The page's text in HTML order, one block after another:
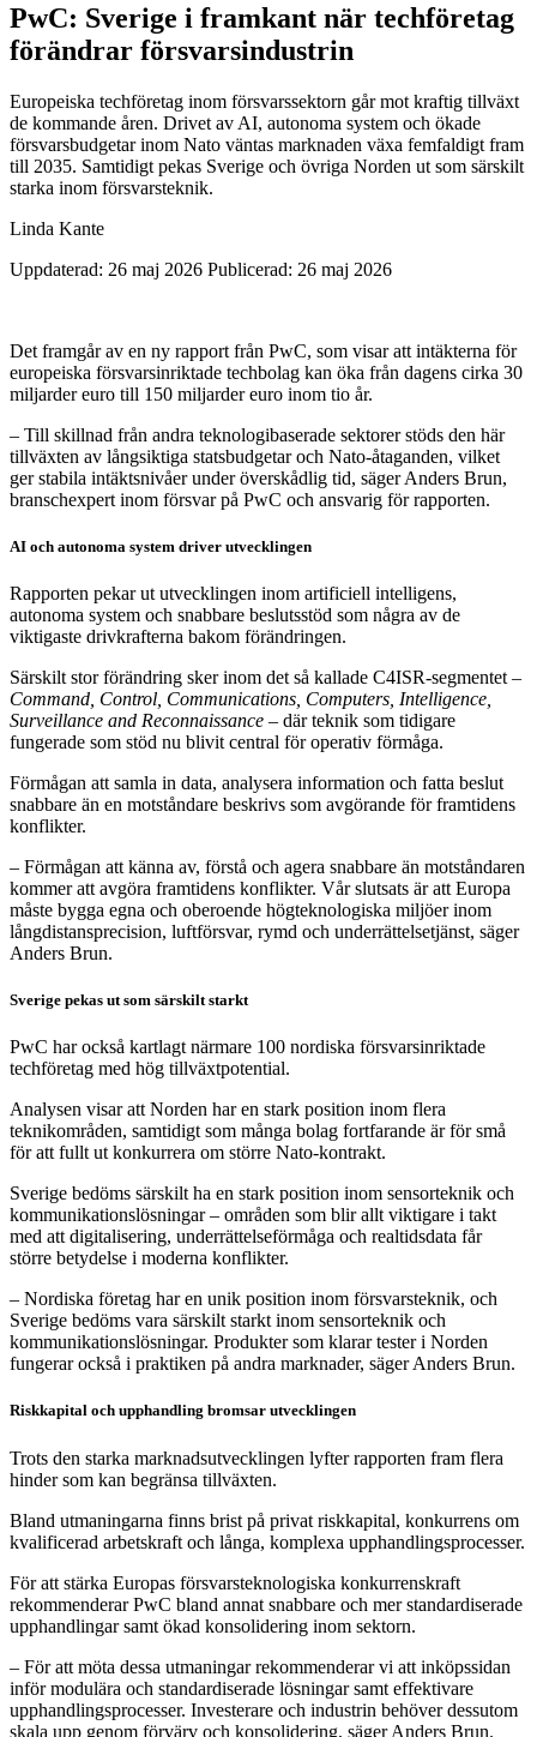
PwC: Sverige i framkant när techföretag
förändrar försvarsindustrin
Europeiska techföretag inom försvarssektorn går mot kraftig tillväxt
de kommande åren. Drivet av AI, autonoma system och ökade
försvarsbudgetar inom Nato väntas marknaden växa femfaldigt fram
till 2035. Samtidigt pekas Sverige och övriga Norden ut som särskilt
starka inom försvarsteknik.
Linda Kante
Uppdaterad: 26 maj 2026 Publicerad: 26 maj 2026
Det framgår av en ny rapport från PwC, som visar att intäkterna för
europeiska försvarsinriktade techbolag kan öka från dagens cirka 30
miljarder euro till 150 miljarder euro inom tio år.
– Till skillnad från andra teknologibaserade sektorer stöds den här
tillväxten av långsiktiga statsbudgetar och Nato-åtaganden, vilket
ger stabila intäktsnivåer under överskådlig tid, säger Anders Brun,
branschexpert inom försvar på PwC och ansvarig för rapporten.
AI och autonoma system driver utvecklingen
Rapporten pekar ut utvecklingen inom artificiell intelligens,
autonoma system och snabbare beslutsstöd som några av de
viktigaste drivkrafterna bakom förändringen.
Särskilt stor förändring sker inom det så kallade C4ISR-segmentet –
Command, Control, Communications, Computers, Intelligence,
Surveillance and Reconnaissance – där teknik som tidigare
fungerade som stöd nu blivit central för operativ förmåga.
Förmågan att samla in data, analysera information och fatta beslut
snabbare än en motståndare beskrivs som avgörande för framtidens
konflikter.
– Förmågan att känna av, förstå och agera snabbare än motståndaren
kommer att avgöra framtidens konflikter. Vår slutsats är att Europa
måste bygga egna och oberoende högteknologiska miljöer inom
långdistansprecision, luftförsvar, rymd och underrättelsetjänst, säger
Anders Brun.
Sverige pekas ut som särskilt starkt
PwC har också kartlagt närmare 100 nordiska försvarsinriktade
techföretag med hög tillväxtpotential.
Analysen visar att Norden har en stark position inom flera
teknikområden, samtidigt som många bolag fortfarande är för små
för att fullt ut konkurrera om större Nato-kontrakt.
Sverige bedöms särskilt ha en stark position inom sensorteknik och
kommunikationslösningar – områden som blir allt viktigare i takt
med att digitalisering, underrättelseförmåga och realtidsdata får
större betydelse i moderna konflikter.
– Nordiska företag har en unik position inom försvarsteknik, och
Sverige bedöms vara särskilt starkt inom sensorteknik och
kommunikationslösningar. Produkter som klarar tester i Norden
fungerar också i praktiken på andra marknader, säger Anders Brun.
Riskkapital och upphandling bromsar utvecklingen
Trots den starka marknadsutvecklingen lyfter rapporten fram flera
hinder som kan begränsa tillväxten.
Bland utmaningarna finns brist på privat riskkapital, konkurrens om
kvalificerad arbetskraft och långa, komplexa upphandlingsprocesser.
För att stärka Europas försvarsteknologiska konkurrenskraft
rekommenderar PwC bland annat snabbare och mer standardiserade
upphandlingar samt ökad konsolidering inom sektorn.
– För att möta dessa utmaningar rekommenderar vi att inköpssidan
inför modulära och standardiserade lösningar samt effektivare
upphandlingsprocesser. Investerare och industrin behöver dessutom
skala upp genom förvärv och konsolidering, säger Anders Brun.